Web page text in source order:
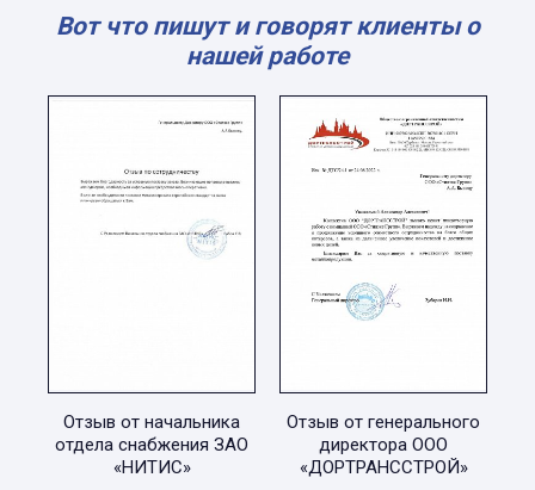
Вот что пишут и говорят клиенты о
нашей работе
Отзыв от начальника
отдела снабжения ЗАО
«НИТИС»
Отзыв от генерального
директора ООО
«ДОРТРАНССТРОЙ»